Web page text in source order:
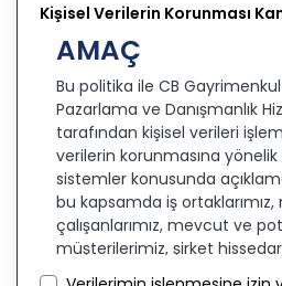
Kişisel Verilerin Korunması
AMAÇ
Bu politika ile CB
Pazarlama ve Danışmanlık
tarafından kişisel verileri
verilerin korunmasına
sistemler konusunda
bu kapsamda iş
çalışanlarımız, mevcut ve
müşterilerimiz, şirket